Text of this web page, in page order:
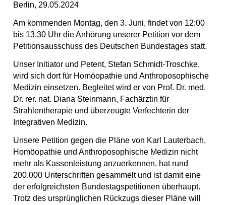
Berlin, 29.05.2024
Am kommenden Montag, den 3. Juni, findet von 12:00
bis 13.30 Uhr die Anhörung unserer Petition vor dem
Petitionsausschuss des Deutschen Bundestages statt.
Unser Initiator und Petent, Stefan Schmidt-Troschke,
wird sich dort für Homöopathie und Anthroposophische
Medizin einsetzen. Begleitet wird er von Prof. Dr. med.
Dr. rer. nat. Diana Steinmann, Fachärztin für
Strahlentherapie und überzeugte Verfechterin der
Integrativen Medizin.
Unsere Petition gegen die Pläne von Karl Lauterbach,
Homöopathie und Anthroposophische Medizin nicht
mehr als Kassenleistung anzuerkennen, hat rund
200.000 Unterschriften gesammelt und ist damit eine
der erfolgreichsten Bundestagspetitionen überhaupt.
Trotz des ursprünglichen Rückzugs dieser Pläne will